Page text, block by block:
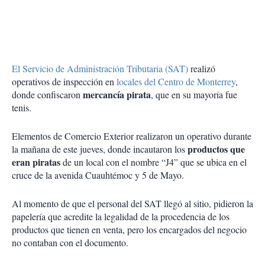
El Servicio de Administración Tributaria (SAT)realizó
operativos de inspección enlocales del Centro de Monterrey,
donde confiscaronmercancía pirata, que en su mayoría fue
tenis.
Elementos de Comercio Exterior realizaron un operativo durante
la mañana de este jueves, donde incautaron losproductos que
eran piratasde un local con el nombre “J4” que se ubica en el
cruce de la avenida Cuauhtémoc y 5 de Mayo.
Al momento de que el personal del SAT llegó al sitio, pidieron la
papelería que acredite la legalidad de la procedencia de los
productos que tienen en venta, pero los encargados del negocio
no contaban con el documento.